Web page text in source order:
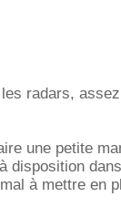
radars,
une petite
disposition
à mettre en